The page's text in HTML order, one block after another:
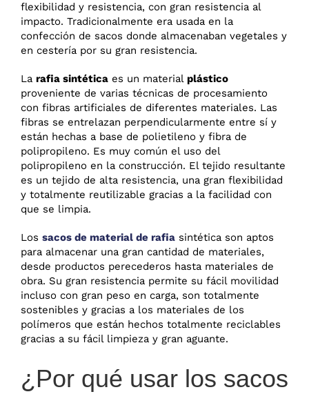
flexibilidad y resistencia, con gran resistencia al
impacto. Tradicionalmente era usada en la
confección de sacos donde almacenaban vegetales y
en cestería por su gran resistencia.
La rafia sintética es un material plástico
proveniente de varias técnicas de procesamiento
con fibras artificiales de diferentes materiales. Las
fibras se entrelazan perpendicularmente entre sí y
están hechas a base de polietileno y fibra de
polipropileno. Es muy común el uso del
polipropileno en la construcción. El tejido resultante
es un tejido de alta resistencia, una gran flexibilidad
y totalmente reutilizable gracias a la facilidad con
que se limpia.
Los sacos de material de rafia sintética son aptos
para almacenar una gran cantidad de materiales,
desde productos perecederos hasta materiales de
obra. Su gran resistencia permite su fácil movilidad
incluso con gran peso en carga, son totalmente
sostenibles y gracias a los materiales de los
polímeros que están hechos totalmente reciclables
gracias a su fácil limpieza y gran aguante.
¿Por qué usar los sacos